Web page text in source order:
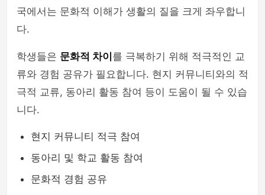
국에서는 문화적 이해가 생활의 질을 크게 좌우합니
다.
학생들은 문화적 차이 를 극복하기 위해 적극적인 교
류와 경험 공유가 필요합니다. 현지 커뮤니티와의 적
극적 교류, 동아리 활동 참여 등이 도움이 될 수 있습
니다.
현지 커뮤니티 적극 참여
동아리 및 학교 활동 참여
문화적 경험 공유